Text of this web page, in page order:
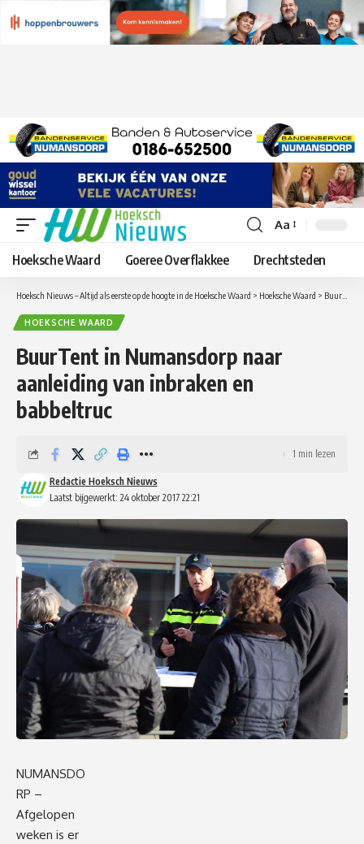
Lettergrootte
aanpassen
Aa
Hoeksche Waard Goeree Overflakkee Drechtsteden
Hoeksch Nieuws – Altijd als eerste op de hoogte in de Hoeksche Waard > Hoeksche Waard > BuurTent in Numansdorp naar aanleiding van inbraken en babbeltruc
HOEKSCHE WAARD
BuurTent in Numansdorp naar
aanleiding van inbraken en
babbeltruc
Laatst bijgewerkt: 24 oktober 2017 22:21
Redactie Hoeksch Nieuws
1 min lezen
NUMANSDO
RP –
Afgelopen
weken is er